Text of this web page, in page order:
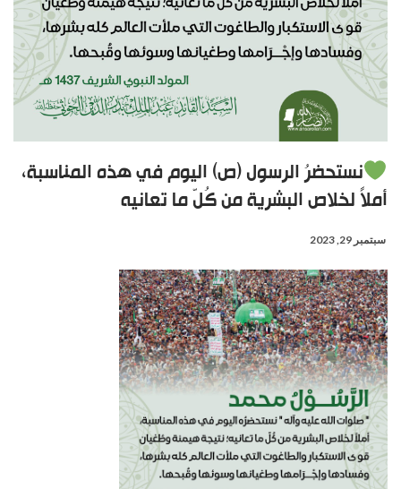
نستحضرُ الرسول (ص) اليوم في هذه المناسبة،
أملاً لخلاص البشرية من كُلّ ما تعانيه
سبتمبر 29, 2023